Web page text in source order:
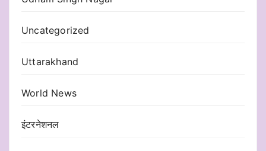
Uncategorized
Uttarakhand
World News
इंटरनेशनल